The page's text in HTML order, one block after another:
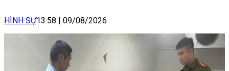
HÌNH SỰ13:58 09/08/2026